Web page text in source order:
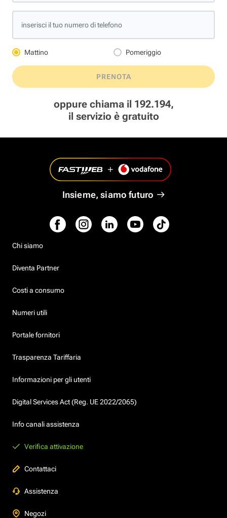
inserisci il tuo numero di telefono
Mattino Pomeriggio
PRENOTA
oppure chiama il 192.194,
il servizio è gratuito
Insieme, siamo futuro
Chi siamo
Diventa Partner
Costi a consumo
Numeri utili
Portale fornitori
Trasparenza Tariffaria
Informazioni per gli utenti
Digital Services Act (Reg. UE 2022/2065)
Info canali assistenza
Verifica attivazione
Contattaci
Assistenza
Negozi